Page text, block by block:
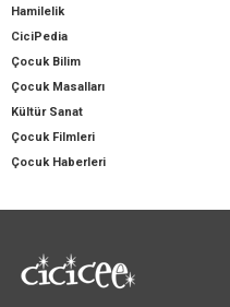
Hamilelik
CiciPedia
Çocuk Bilim
Çocuk Masalları
Kültür Sanat
Çocuk Filmleri
Çocuk Haberleri